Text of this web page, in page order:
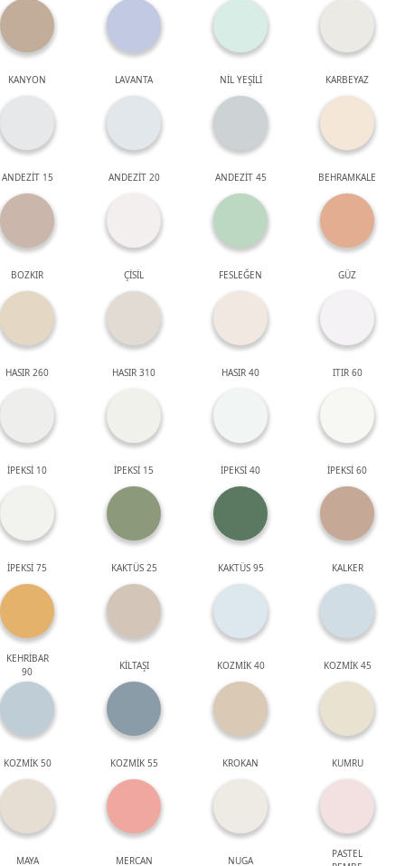
KANYON LAVANTA NİL YEŞİLİ KARBEYAZ
ANDEZİT 15 ANDEZİT 20 ANDEZİT 45 BEHRAMKALE
BOZKIR ÇİSİL FESLEĞEN GÜZ
HASIR 260 HASIR 310 HASIR 40 ITIR 60
İPEKSİ 10 İPEKSİ 15 İPEKSİ 40 İPEKSİ 60
İPEKSİ 75 KAKTÜS 25 KAKTÜS 95 KALKER
KEHRİBAR
90
KİLTAŞI KOZMİK 40 KOZMİK 45
KOZMİK 50 KOZMİK 55 KROKAN KUMRU
MAYA MERCAN NUGA
PASTEL